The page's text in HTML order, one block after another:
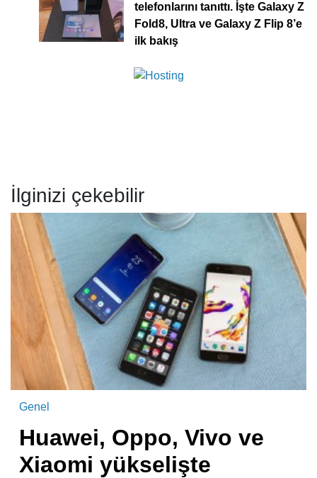
telefonlarını tanıttı. İşte Galaxy Z
Fold8, Ultra ve Galaxy Z Flip 8’e
ilk bakış
İlginizi çekebilir
Genel
Huawei, Oppo, Vivo ve
Xiaomi yükselişte